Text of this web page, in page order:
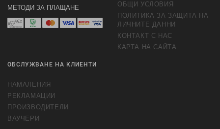
МЕТОДИ ЗА ПЛАЩАНЕ
ОБЩИ УСЛОВИЯ
ПОЛИТИКА ЗА ЗАЩИТА НА
ЛИЧНИТЕ ДАННИ
КОНТАКТ С НАС
КАРТА НА САЙТА
ОБСЛУЖВАНЕ НА КЛИЕНТИ
НАМАЛЕНИЯ
РЕКЛАМАЦИИ
ПРОИЗВОДИТЕЛИ
ВАУЧЕРИ